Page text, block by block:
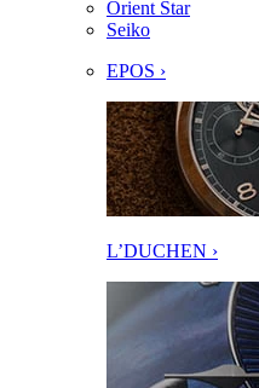
Orient Star
Seiko
EPOS ›
L’DUCHEN ›